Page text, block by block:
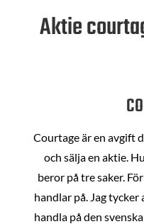
Aktie
Courtage är en avgift
och sälja en aktie.
beror på tre saker.
handlar på. Jag
handla på den